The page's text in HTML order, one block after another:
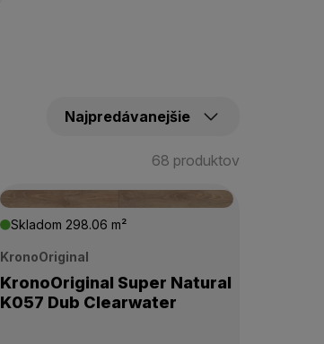
68 produktov
Skladom 298.06 m²
KronoOriginal
KronoOriginal Super Natural
K057 Dub Clearwater